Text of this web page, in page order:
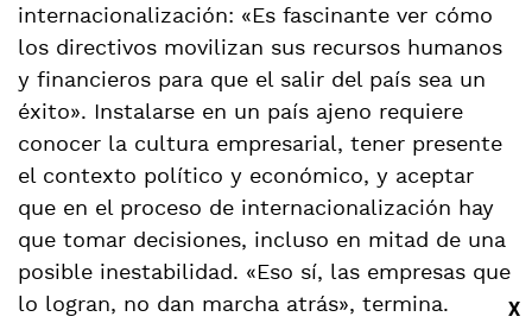
internacionalización: «Es fascinante ver cómo
los directivos movilizan sus recursos humanos
y financieros para que el salir del país sea un
éxito». Instalarse en un país ajeno requiere
conocer la cultura empresarial, tener presente
el contexto político y económico, y aceptar
que en el proceso de internacionalización hay
que tomar decisiones, incluso en mitad de una
posible inestabilidad. «Eso sí, las empresas que
lo logran, no dan marcha atrás», termina.
X